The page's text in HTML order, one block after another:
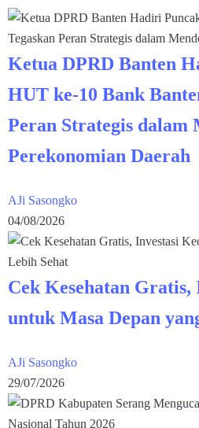
Ketua DPRD Banten
HUT ke-10 Bank
Peran Strategis dalam
Perekonomian Daerah
AJi Sasongko
04/08/2026
Cek Kesehatan Gratis,
untuk Masa Depan
AJi Sasongko
29/07/2026